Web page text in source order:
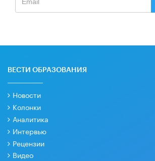
ВЕСТИ ОБРАЗОВАНИЯ
Новости
Колонки
Аналитика
Интервью
Рецензии
Видео